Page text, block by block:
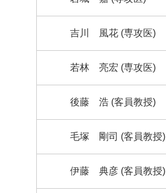
吉川 風花 (専攻医)
若林 亮宏 (専攻医)
後藤 浩 (客員教授)
毛塚 剛司 (客員教授)
伊藤 典彦 (客員教授)